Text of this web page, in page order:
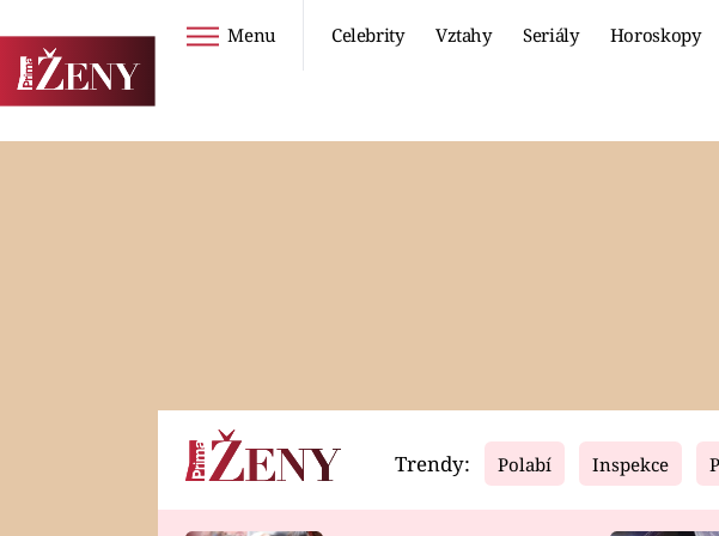
Menu Celebrity Vztahy Seriály Horoskopy
Horoskopy Video
Trendy: Polabí Inspekce